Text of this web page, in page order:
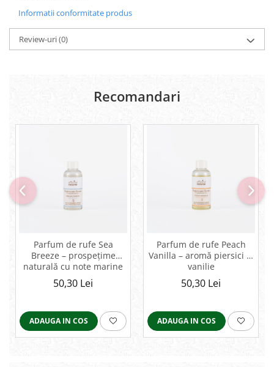
Informatii conformitate produs
Review-uri(0)
Recomandari
Parfum de rufe Sea
Breeze – prospețime
naturală cu note marine
și citrice
50,30 Lei
ADAUGA IN COS
Parfum de rufe Peach
Vanilla – aromă piersici și
vanilie
50,30 Lei
ADAUGA IN COS